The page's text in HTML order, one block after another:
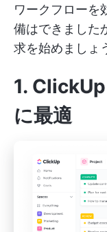
ワークフローを
備はできました
求を始めましょ
1. ClickUp
に最適